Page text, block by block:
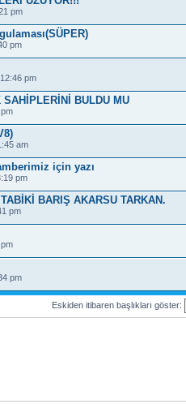
pm
pm
pm
BULDU MU
am
için yazı
pm
BARIŞ AKARSU TARKAN.
pm
pm
Eskiden itibaren başlıkları göster: